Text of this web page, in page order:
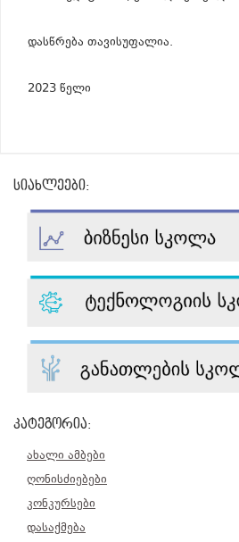
დასწრება თავისუფალია.
2023 წელი
სიახლეები:
კატეგორია:
ახალი ამბები
ღონისძიებები
კონკურსები
დასაქმება